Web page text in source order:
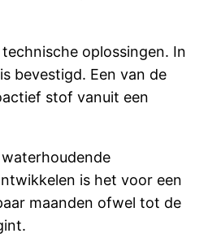
oplossingen. In
bevestigd. Een van de
stof vanuit een
is het voor een
maanden ofwel tot de